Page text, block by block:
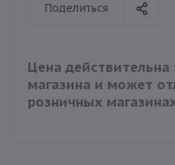
Поделиться
Цена
магазина и может
розничных